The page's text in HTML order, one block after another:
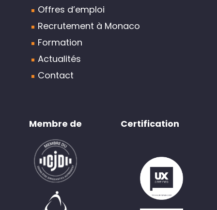
Offres d’emploi
Recrutement à Monaco
Formation
Actualités
Contact
Membre de Certification